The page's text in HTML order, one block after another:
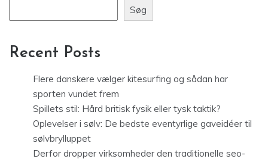
Søg
Recent Posts
Flere danskere vælger kitesurfing og sådan har
sporten vundet frem
Spillets stil: Hård britisk fysik eller tysk taktik?
Oplevelser i sølv: De bedste eventyrlige gaveidéer til
sølvbrylluppet
Derfor dropper virksomheder den traditionelle seo-